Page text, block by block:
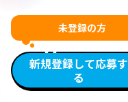
未登録の方
新規登録して応募す
る